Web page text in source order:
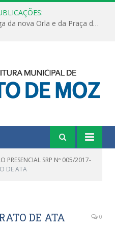
Últimos detalhes para a entrega da nova Orla e da Praça do Praião
PRESENCIAL SRP Nº 005/2017-
DE ATA
DE ATA 0